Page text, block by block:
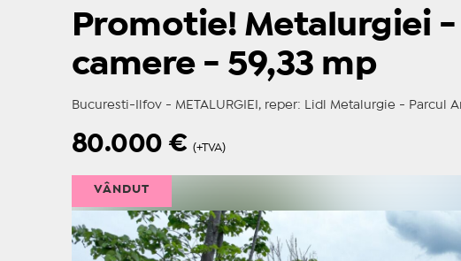
Promotie! Metalurgiei
camere - 59,33 mp
Bucuresti-Ilfov - METALURGIEI, reper: Lidl Metalurgie - Parcul
80.000€ (+TVA)
VÂNDUT